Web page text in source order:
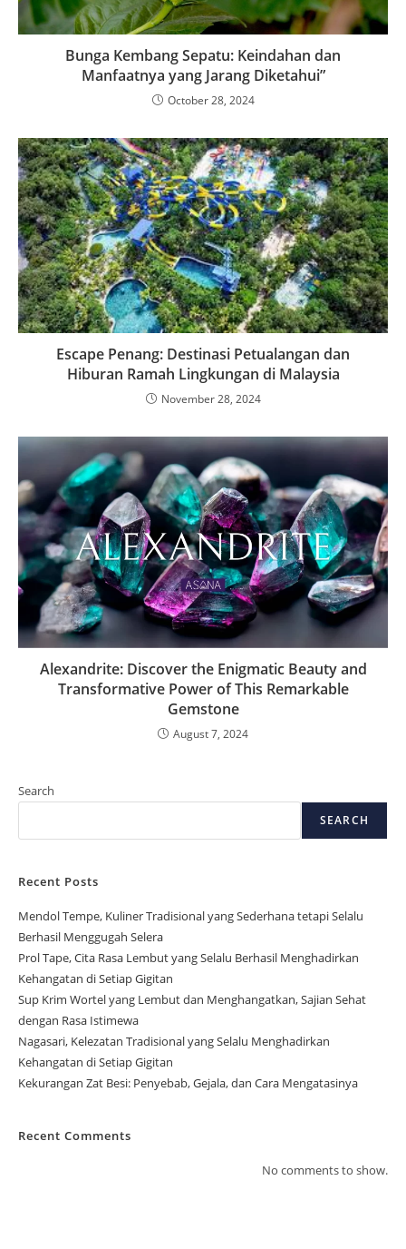
Bunga Kembang Sepatu: Keindahan dan
Manfaatnya yang Jarang Diketahui”
October 28, 2024
Escape Penang: Destinasi Petualangan dan
Hiburan Ramah Lingkungan di Malaysia
November 28, 2024
Alexandrite: Discover the Enigmatic Beauty and
Transformative Power of This Remarkable
Gemstone
August 7, 2024
Search
SEARCH
Recent Posts
Mendol Tempe, Kuliner Tradisional yang Sederhana tetapi Selalu
Berhasil Menggugah Selera
Prol Tape, Cita Rasa Lembut yang Selalu Berhasil Menghadirkan
Kehangatan di Setiap Gigitan
Sup Krim Wortel yang Lembut dan Menghangatkan, Sajian Sehat
dengan Rasa Istimewa
Nagasari, Kelezatan Tradisional yang Selalu Menghadirkan
Kehangatan di Setiap Gigitan
Kekurangan Zat Besi: Penyebab, Gejala, dan Cara Mengatasinya
Recent Comments
No comments to show.